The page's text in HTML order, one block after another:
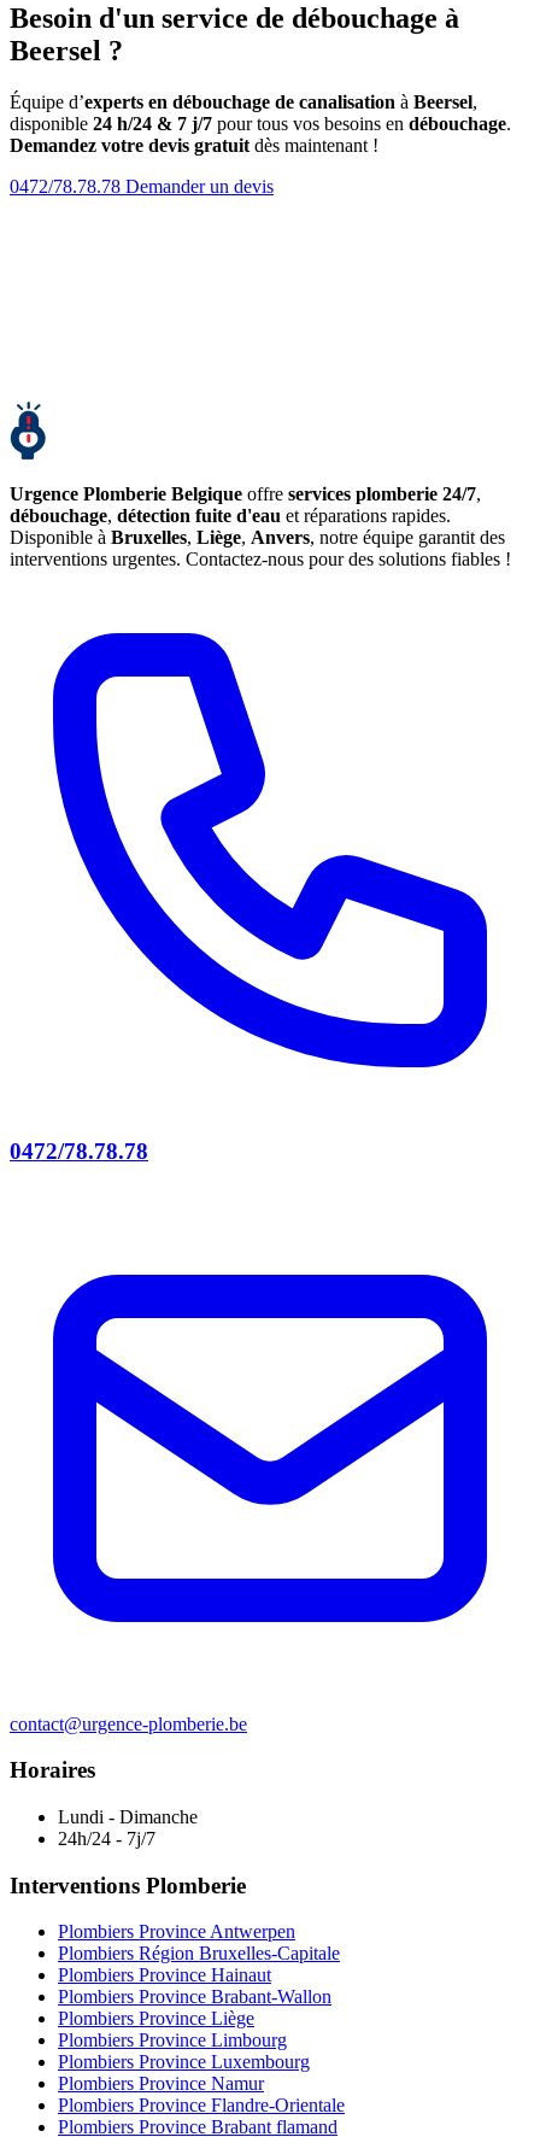
Besoin d'un service de débouchage à
Beersel ?
Équipe d’experts en débouchage de canalisation à Beersel,
disponible 24 h/24 & 7 j/7 pour tous vos besoins en débouchage.
Demandez votre devis gratuit dès maintenant !
0472/78.78.78 Demander un devis
Urgence Plomberie Belgique offre services plomberie 24/7,
débouchage, détection fuite d'eau et réparations rapides.
Disponible à Bruxelles, Liège, Anvers, notre équipe garantit des
interventions urgentes. Contactez-nous pour des solutions fiables !
0472/78.78.78
contact@urgence-plomberie.be
Horaires
Lundi - Dimanche
24h/24 - 7j/7
Interventions Plomberie
Plombiers Province Antwerpen
Plombiers Région Bruxelles-Capitale
Plombiers Province Hainaut
Plombiers Province Brabant-Wallon
Plombiers Province Liège
Plombiers Province Limbourg
Plombiers Province Luxembourg
Plombiers Province Namur
Plombiers Province Flandre-Orientale
Plombiers Province Brabant flamand